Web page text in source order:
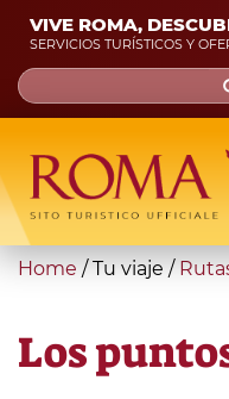
Skip
main
content
VIVE ROMA,
SERVICIOS TURÍSTICOS Y
Search
form
Búsqueda
You
here
Home / Tu viaje /
Los